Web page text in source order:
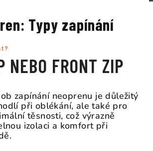
Typy zapínání
NEBO FRONT ZIP
zapínání neoprenu je důležitý
při oblékání, ale také pro
těsnosti, což výrazně
izolaci a komfort při